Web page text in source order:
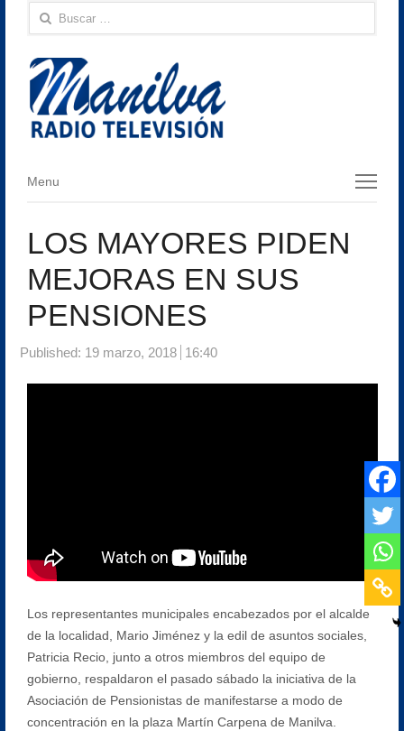
Buscar:
Menu
Menu
LOS MAYORES PIDEN
MEJORAS EN SUS
PENSIONES
Published: 19 marzo, 2018 16:40
Los representantes municipales encabezados por el alcalde
de la localidad, Mario Jiménez y la edil de asuntos sociales,
Patricia Recio, junto a otros miembros del equipo de
gobierno, respaldaron el pasado sábado la iniciativa de la
Asociación de Pensionistas de manifestarse a modo de
concentración en la plaza Martín Carpena de Manilva.